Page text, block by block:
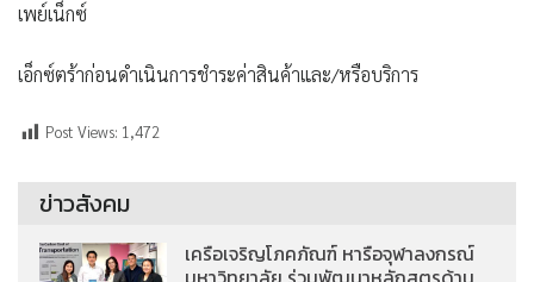
เพย์เน็กซ์
เอ็กซ์ตร้าก่อนดำเนินการชำระค่าสินค้าและ/หรือบริการ
Post Views: 1,472
ข่าวสังคม
เครือเจริญโภคภัณฑ์ หารือจุฬาลงกรณ์